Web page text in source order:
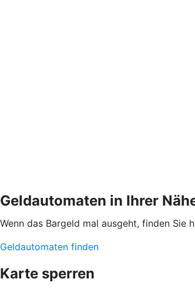
Geldautomaten in Ihrer
Wenn das Bargeld mal ausgeht, finden Sie
Geldautomaten finden
Karte sperren